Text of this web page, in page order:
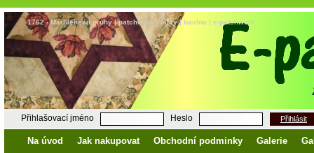
1762 - Marblehead pruhy | patchwork | látky | bavlna | e-patchwork
Přihlašovací jméno Heslo Přihlásit
Na úvod Jak nakupovat Obchodní podminky Galerie